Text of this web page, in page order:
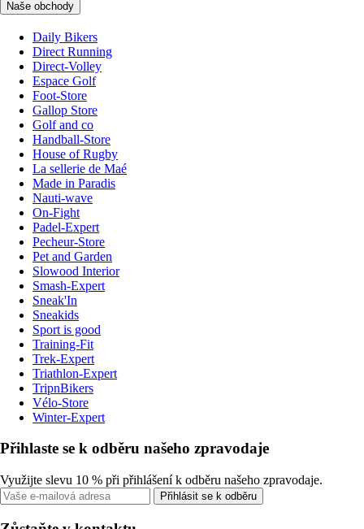
Naše obchody
Daily Bikers
Direct Running
Direct-Volley
Espace Golf
Foot-Store
Gallop Store
Golf and co
Handball-Store
House of Rugby
La sellerie de Maé
Made in Paradis
Nauti-wave
On-Fight
Padel-Expert
Pecheur-Store
Pet and Garden
Slowood Interior
Smash-Expert
Sneak'In
Sneakids
Sport is good
Training-Fit
Trek-Expert
Triathlon-Expert
TripnBikers
Vélo-Store
Winter-Expert
Přihlaste se k odběru našeho zpravodaje
Využijte slevu 10 % při přihlášení k odběru našeho zpravodaje.
Přihlásit se k odběru